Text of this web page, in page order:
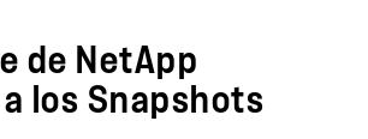
de NetApp
los Snapshots